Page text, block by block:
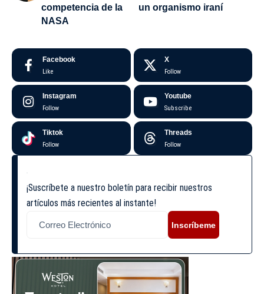
competencia de la
NASA
un organismo iraní
Facebook
Like
X
Follow
Instagram
Follow
Youtube
Subscribe
Tiktok
Follow
Threads
Follow
¡Suscríbete a nuestro boletín para recibir nuestros
artículos más recientes al instante!
Inscríbeme